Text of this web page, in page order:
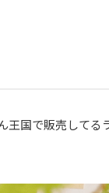
王国で販売してる